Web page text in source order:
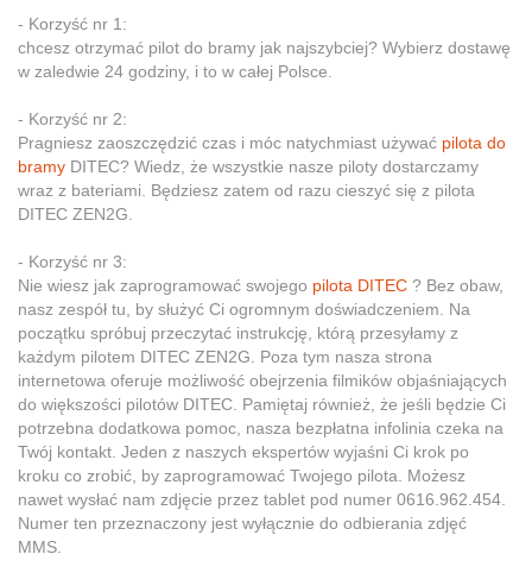
- Korzyść nr 1:
chcesz otrzymać pilot do bramy jak najszybciej? Wybierz dostawę
w zaledwie 24 godziny, i to w całej Polsce.
- Korzyść nr 2:
Pragniesz zaoszczędzić czas i móc natychmiast używać pilota do
bramy DITEC? Wiedz, że wszystkie nasze piloty dostarczamy
wraz z bateriami. Będziesz zatem od razu cieszyć się z pilota
DITEC ZEN2G.
- Korzyść nr 3:
Nie wiesz jak zaprogramować swojego pilota DITEC ? Bez obaw,
nasz zespół tu, by służyć Ci ogromnym doświadczeniem. Na
początku spróbuj przeczytać instrukcję, którą przesyłamy z
każdym pilotem DITEC ZEN2G. Poza tym nasza strona
internetowa oferuje możliwość obejrzenia filmików objaśniających
do większości pilotów DITEC. Pamiętaj również, że jeśli będzie Ci
potrzebna dodatkowa pomoc, nasza bezpłatna infolinia czeka na
Twój kontakt. Jeden z naszych ekspertów wyjaśni Ci krok po
kroku co zrobić, by zaprogramować Twojego pilota. Możesz
nawet wysłać nam zdjęcie przez tablet pod numer 0616.962.454.
Numer ten przeznaczony jest wyłącznie do odbierania zdjęć
MMS.